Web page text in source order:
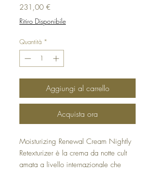
231,00 €Prezzo
Ritiro Disponibile
Quantità *
Aggiungi al carrello
Acquista ora
Moisturizing Renewal Cream Nightly
Retexturizer è la crema da notte cult
amata a livello internazionale che